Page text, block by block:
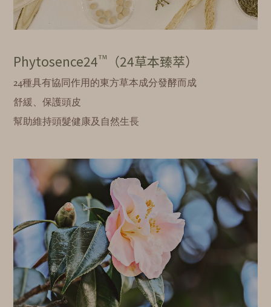
Phytosence24™ （24草本臻萃）
24種具有協同作用的東方草本成分發酵而成
舒緩、保護頭皮
幫助維持頭髮健康及自然生長